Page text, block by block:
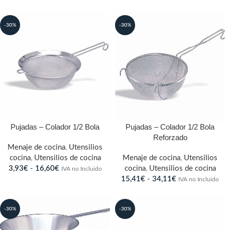
-30%
Pujadas – Colador 1/2 Bola
Menaje de cocina, Utensilios
cocina, Utensilios de cocina
3,93€ - 16,60€ IVA no Incluido
-30%
Pujadas – Colador 1/2 Bola
Reforzado
Menaje de cocina, Utensilios
cocina, Utensilios de cocina
15,41€ - 34,11€ IVA no Incluido
-30% -30%